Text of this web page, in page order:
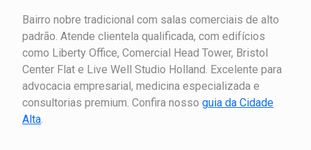
Bairro nobre tradicional com salas comerciais de alto
padrão. Atende clientela qualificada, com edifícios
como Liberty Office, Comercial Head Tower, Bristol
Center Flat e Live Well Studio Holland. Excelente para
advocacia empresarial, medicina especializada e
consultorias premium. Confira nosso guia da Cidade
Alta.